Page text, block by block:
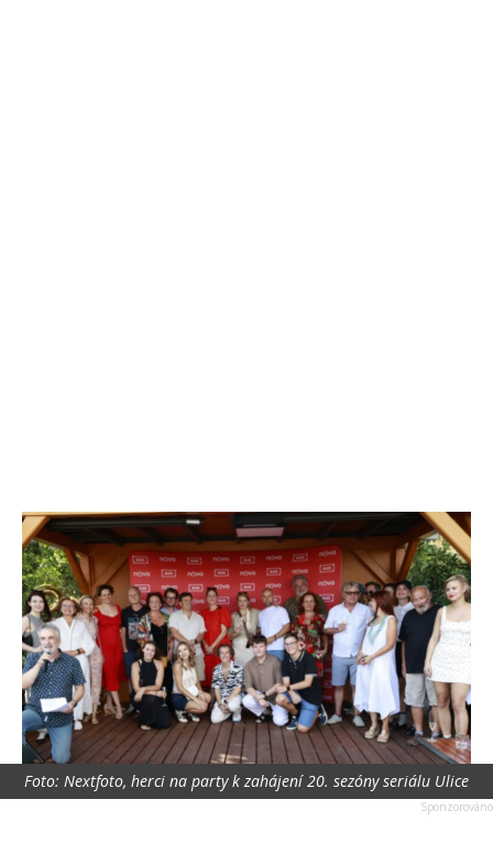
Foto: Nextfoto, herci na party k zahájení 20. sezóny seriálu Ulice